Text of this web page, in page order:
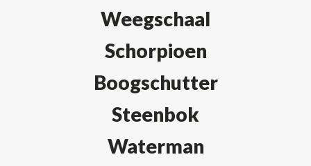
Weegschaal
Schorpioen
Boogschutter
Steenbok
Waterman